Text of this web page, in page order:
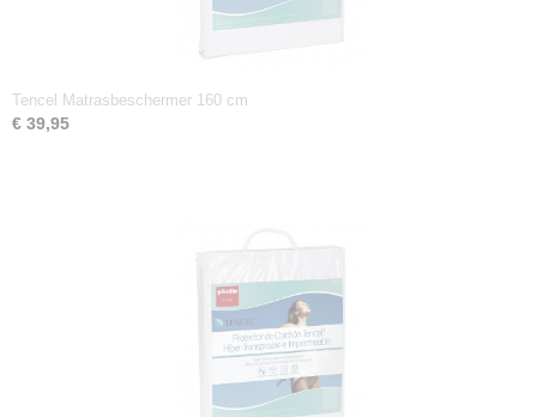
Tencel Matrasbeschermer 160 cm
€ 39,95